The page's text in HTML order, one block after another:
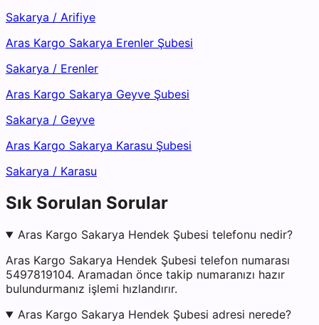
Sakarya / Arifiye
Aras Kargo Sakarya Erenler Şubesi
Sakarya / Erenler
Aras Kargo Sakarya Geyve Şubesi
Sakarya / Geyve
Aras Kargo Sakarya Karasu Şubesi
Sakarya / Karasu
Sık Sorulan Sorular
Aras Kargo Sakarya Hendek Şubesi telefonu nedir?
Aras Kargo Sakarya Hendek Şubesi telefon numarası
5497819104. Aramadan önce takip numaranızı hazır
bulundurmanız işlemi hızlandırır.
Aras Kargo Sakarya Hendek Şubesi adresi nerede?